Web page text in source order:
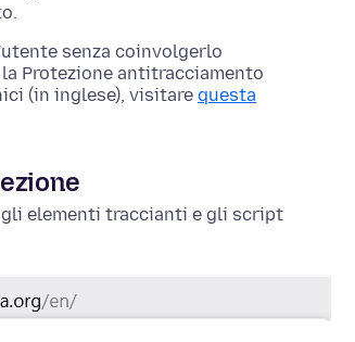
senza coinvolgerlo
Protezione antitracciamento
(in inglese), visitare questa
gli elementi traccianti e gli script